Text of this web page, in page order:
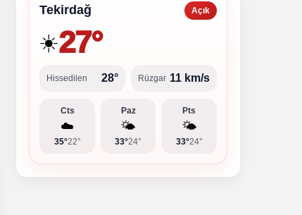
Tekirdağ Açık
☀️27°
Hissedilen 28° Rüzgar 11 km/s
Cts
☁️
35°22°
Paz
🌤️
33°24°
Pts
🌤️
33°24°